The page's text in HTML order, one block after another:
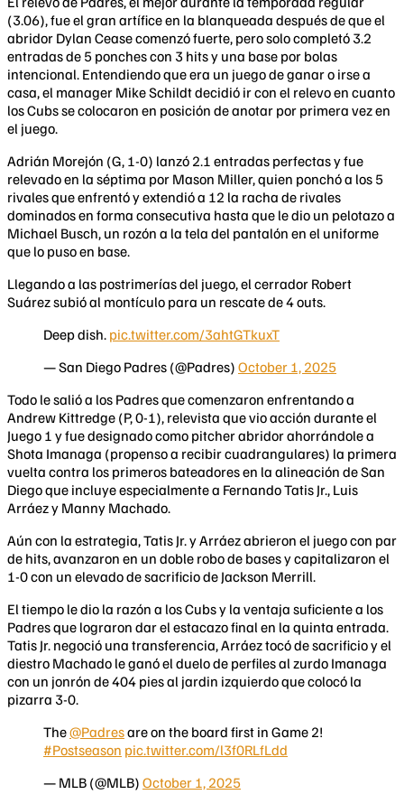
(3.06), fue el gran artífice en la blanqueada después de que el
abridor Dylan Cease comenzó fuerte, pero solo completó 3.2
entradas de 5 ponches con 3 hits y una base por bolas
intencional. Entendiendo que era un juego de ganar o irse a
casa, el manager Mike Schildt decidió ir con el relevo en cuanto
los Cubs se colocaron en posición de anotar por primera vez en
el juego.
Adrián Morejón (G, 1-0) lanzó 2.1 entradas perfectas y fue
relevado en la séptima por Mason Miller, quien ponchó a los 5
rivales que enfrentó y extendió a 12 la racha de rivales
dominados en forma consecutiva hasta que le dio un pelotazo a
Michael Busch, un rozón a la tela del pantalón en el uniforme
que lo puso en base.
Llegando a las postrimerías del juego, el cerrador Robert
Suárez subió al montículo para un rescate de 4 outs.
Deep dish. pic.twitter.com/3ahtGTkuxT
— San Diego Padres (@Padres) October 1, 2025
Todo le salió a los Padres que comenzaron enfrentando a
Andrew Kittredge (P, 0-1), relevista que vio acción durante el
Juego 1 y fue designado como pitcher abridor ahorrándole a
Shota Imanaga (propenso a recibir cuadrangulares) la primera
vuelta contra los primeros bateadores en la alineación de San
Diego que incluye especialmente a Fernando Tatis Jr., Luis
Arráez y Manny Machado.
Aún con la estrategia, Tatis Jr. y Arráez abrieron el juego con par
de hits, avanzaron en un doble robo de bases y capitalizaron el
1-0 con un elevado de sacrificio de Jackson Merrill.
El tiempo le dio la razón a los Cubs y la ventaja suficiente a los
Padres que lograron dar el estacazo final en la quinta entrada.
Tatis Jr. negoció una transferencia, Arráez tocó de sacrificio y el
diestro Machado le ganó el duelo de perfiles al zurdo Imanaga
con un jonrón de 404 pies al jardin izquierdo que colocó la
pizarra 3-0.
The@Padresare on the board first in Game 2!
#Postseason pic.twitter.com/l3f0RLfLdd
— MLB (@MLB) October 1, 2025